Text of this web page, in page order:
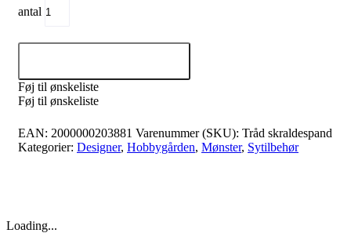
antal
Føj til ønskeliste
Føj til ønskeliste
EAN: 2000000203881 Varenummer (SKU): Tråd skraldespand
Kategorier: Designer, Hobbygården, Mønster, Sytilbehør
Loading...